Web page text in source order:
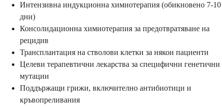
Интензивна индукционна химиотерапия (обикновено 7-10
дни)
Консолидационна химиотерапия за предотвратяване на
рецидив
Трансплантация на стволови клетки за някои пациенти
Целеви терапевтични лекарства за специфични генетични
мутации
Поддържащи грижи, включително антибиотици и
кръвопреливания